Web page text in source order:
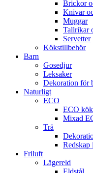
Brickor
Knivar
Muggar
Tallrikar
Servetter
Kökstillbehör
Barn
Gosedjur
Leksaker
Dekoration för
Naturligt
ECO
ECO
Mixad
Trä
Redskap
Friluft
Lägereld
Eldstål